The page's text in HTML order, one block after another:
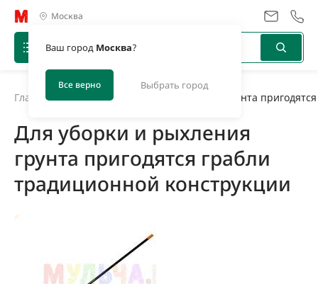
Москва
Ваш город Москва?
Все верно Выбрать город
Главная Для уборки и рыхления грунта
Для уборки и рыхления
грунта пригодятся грабли
традиционной конструкции